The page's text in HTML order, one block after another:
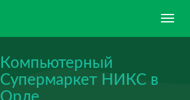
Компьютерный
Супермаркет НИКС в